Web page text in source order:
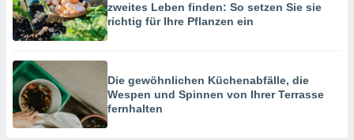
zweites Leben finden: So setzen Sie sie
richtig für Ihre Pflanzen ein
Die gewöhnlichen Küchenabfälle, die
Wespen und Spinnen von Ihrer Terrasse
fernhalten